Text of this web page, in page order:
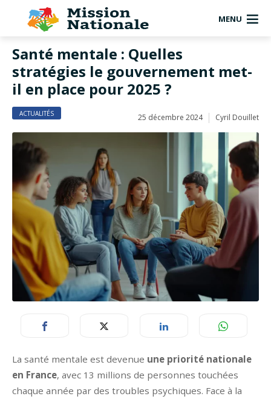
MENU
Santé mentale : Quelles
stratégies le gouvernement met-
il en place pour 2025 ?
ACTUALITÉS 25 décembre 2024 Cyril Douillet
La santé mentale est devenue une priorité nationale
en France, avec 13 millions de personnes touchées
chaque année par des troubles psychiques. Face à la